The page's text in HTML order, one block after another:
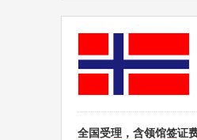
全国受理，含领馆签证